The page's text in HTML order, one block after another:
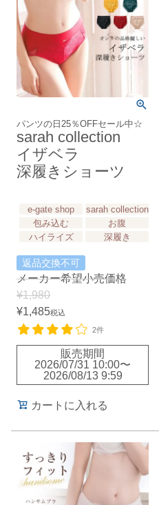
パンツの日25％OFFセール中☆
sarah collection
イザベラ
深履きショーツ
e-gate shop
sarah collection
包み込む
お腹
ハイライズ
深履き
返品交換不可
メーカー希望小売価格
¥1,980
¥1,485税込
2件
販売期間
2026/07/31 10:00〜
2026/08/13 9:59
カートに入れる